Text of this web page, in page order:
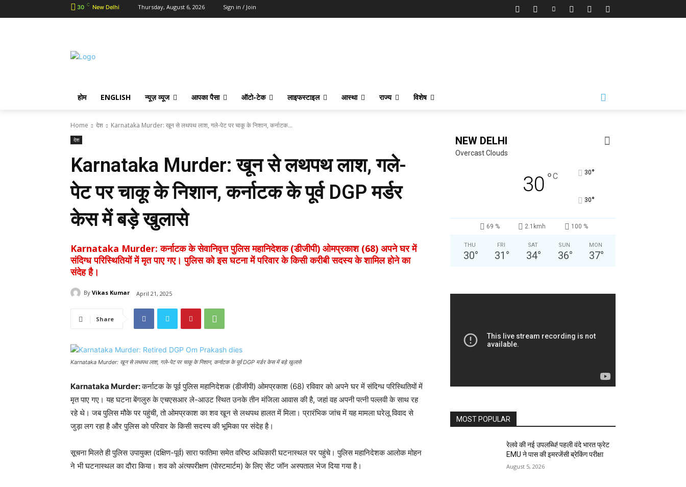
30 C New Delhi Thursday, August 6, 2026 Sign in / Join
होम ENGLISH न्यूज़ व्यूज आपका पैसा ऑटो-टेक लाइफस्टाइल आस्था राज्य विशेष
Home देश Karnataka Murder: खून से लथपथ लाश, गले-पेट पर चाकू के निशान, कर्नाटक...
देश
Karnataka Murder: खून से लथपथ लाश, गले-
पेट पर चाकू के निशान, कर्नाटक के पूर्व DGP मर्डर
केस में बड़े खुलासे
Karnataka Murder: कर्नाटक के सेवानिवृत्त पुलिस महानिदेशक (डीजीपी) ओमप्रकाश (68) अपने घर में
संदिग्ध परिस्थितियों में मृत पाए गए। पुलिस को इस घटना में परिवार के किसी करीबी सदस्य के शामिल होने का
संदेह है।
By Vikas Kumar April 21, 2025
Share
Karnataka Murder: खून से लथपथ लाश, गले-पेट पर चाकू के निशान, कर्नाटक के पूर्व DGP मर्डर केस में बड़े खुलासे
Karnataka Murder:कर्नाटक के पूर्व पुलिस महानिदेशक (डीजीपी) ओमप्रकाश (68) रविवार को अपने घर में संदिग्ध परिस्थितियों में
मृत पाए गए। यह घटना बेंगलुरु के एचएसआर ले-आउट स्थित उनके तीन मंजिला आवास की है, जहां वह अपनी पत्नी पल्लवी के साथ रह
रहे थे। जब पुलिस मौके पर पहुंची, तो ओमप्रकाश का शव खून से लथपथ हालत में मिला। प्रारंभिक जांच में यह मामला घरेलू विवाद से
जुड़ा लग रहा है और पुलिस को परिवार के किसी सदस्य की भूमिका पर संदेह है।
सूचना मिलते ही पुलिस उपायुक्त (दक्षिण-पूर्व) सारा फातिमा समेत वरिष्ठ अधिकारी घटनास्थल पर पहुंचे। पुलिस महानिदेशक आलोक मोहन
ने भी घटनास्थल का दौरा किया। शव को अंत्यपरीक्षण (पोस्टमार्टम) के लिए सेंट जॉन अस्पताल भेज दिया गया है।
NEW DELHI
Overcast Clouds
30 °C 30°
30°
69 % 2.1kmh 100 %
THU
30°
FRI
31 °
SAT
34°
SUN
36°
MON
37°
MOST POPULAR
रेलवे की नई उपलब्धि! पहली वंदे भारत फ्रेट
EMU ने पास की इमरजेंसी ब्रेकिंग परीक्षा
August 5, 2026